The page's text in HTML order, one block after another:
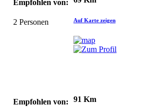
Empfohlen von:
2 Personen Auf Karte zeigen
Empfohlen von: 91 Km